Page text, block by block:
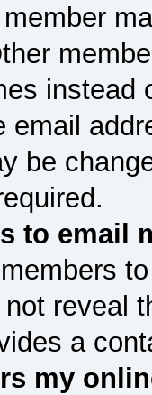
instead
email
be
to email
reveal
a
my